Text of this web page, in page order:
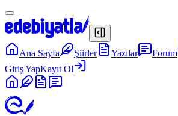
Ana Sayfa Şiirler Yazılar Forum
Giriş YapKayıt Ol